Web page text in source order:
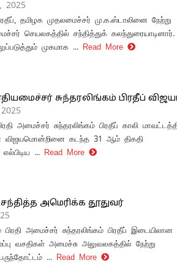
2025
தமிழக முதலமைச்சர் மு.க.ஸ்டாலினை நேற்று
செயலகத்தில் சந்தித்துக் கலந்துரையாடினார்.
முகமாக ... Read More
சுந்தரலிங்கம் பிரதீப்
அமைச்சர் சுந்தரலிங்கம் பிரதீப் காலி
விஜயமொன்றினை கடந்த 31 ஆம் திகதி
... Read More
அமெரிக்க தூதுவர்
அமைச்சர் சுந்தரலிங்கம் பிரதீப் இடையிலான
வசதிகள் அமைச்சு அலுவலகத்தில் நேற்று
... Read More